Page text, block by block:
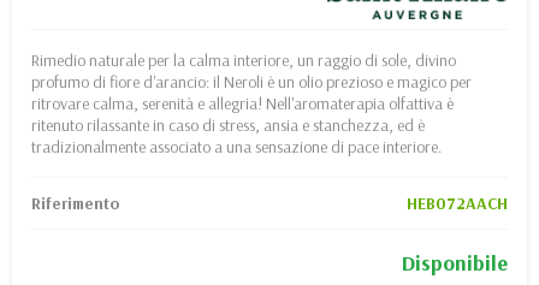
Rimedio naturale per la calma interiore, un raggio di sole, divino
profumo di fiore d'arancio: il Neroli è un olio prezioso e magico per
ritrovare calma, serenità e allegria! Nell'aromaterapia olfattiva è
ritenuto rilassante in caso di stress, ansia e stanchezza, ed è
tradizionalmente associato a una sensazione di pace interiore.
Riferimento HEB072AACH
Disponibile